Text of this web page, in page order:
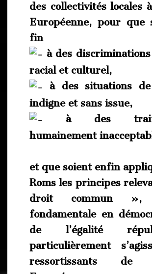
des collectivités locales
Européenne, pour que
fin
à des
racial et culturel,
à des situations
indigne et sans issue,
à des
humainement
et que soient enfin
Roms les principes
droit commun »,
fondamentale en
de l’égalité
particulièrement
ressortissants de